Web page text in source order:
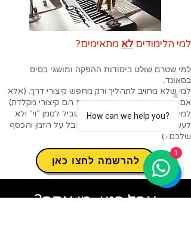
למי הלימודיםלא מתאימים?
למי שטרם שולט ביסודות ההפקה ומושגי בסיס
בסאונד.
למי שלא מחויב לתהליך ורק מחפש קיצורי דרך. (אלא
אם קיצורי הדרך שאתם מחפשים הם קיצורי מקלדת)
למי שרוצה ללמוד "עוד קורס" בשביל לסמן "וי" ולא
לעשות איתו כלום בהמשך. (לא חבל על הזמן והכסף
שלכם?)
להרשמה לחצו כאן
אבל רגע, מי אתה?
How can we help you?
1